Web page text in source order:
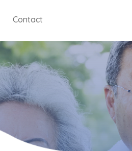
Contact